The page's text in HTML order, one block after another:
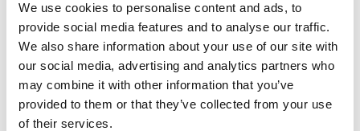
We use cookies to personalise content and ads, to
provide social media features and to analyse our traffic.
We also share information about your use of our site with
our social media, advertising and analytics partners who
may combine it with other information that you’ve
provided to them or that they’ve collected from your use
of their services.
réimprimer et de faire
correspondre les
couleurs des tirages
précédents sans avoir
à procéder à des
itérations nécessitant